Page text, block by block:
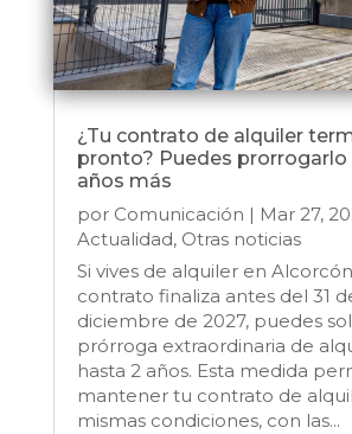
¿Tu contrato de alquiler
pronto? Puedes prorrogarlo
años más
por Comunicación | Mar 27,
Actualidad, Otras noticias
Si vives de alquiler en
contrato finaliza antes del 31
diciembre de 2027, puedes
prórroga extraordinaria de
hasta 2 años. Esta medida
mantener tu contrato de
mismas condiciones, con las...